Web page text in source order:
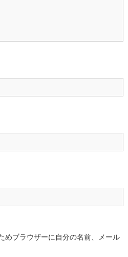
めブラウザーに自分の名前、メール